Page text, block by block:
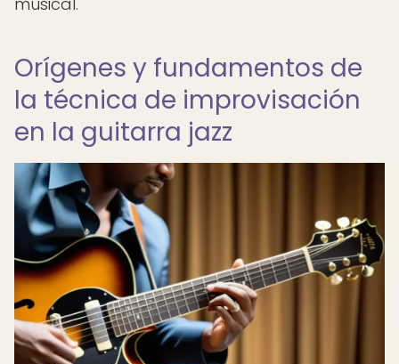
Orígenes y fundamentos de
la técnica de improvisación
en la guitarra jazz